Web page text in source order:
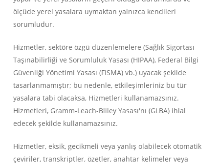
ölçüde yerel yasalara uymaktan yalnızca kendileri
sorumludur.
Hizmetler, sektöre özgü düzenlemelere (Sağlık Sigortası
Taşınabilirliği ve Sorumluluk Yasası (HIPAA), Federal Bilgi
Güvenliği Yönetimi Yasası (FISMA) vb.) uyacak şekilde
tasarlanmamıştır; bu nedenle, etkileşimleriniz bu tür
yasalara tabi olacaksa, Hizmetleri kullanamazsınız.
Hizmetleri, Gramm-Leach-Bliley Yasası'nı (GLBA) ihlal
edecek şekilde kullanamazsınız.
Hizmetler, eksik, gecikmeli veya yanlış olabilecek otomatik
çeviriler, transkriptler, özetler, anahtar kelimeler veya